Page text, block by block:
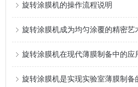
旋转涂膜机的操作流程说明
旋转涂膜机成为均匀涂覆的精密艺
旋转涂膜机在现代薄膜制备中的应
旋转涂膜机是实现实验室薄膜制备